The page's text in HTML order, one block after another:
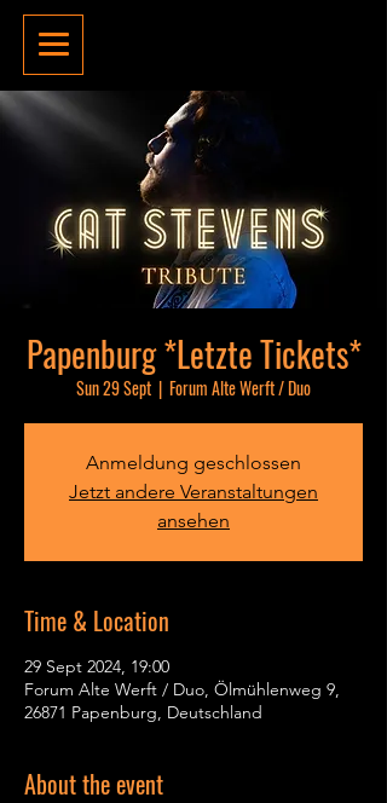
Papenburg *Letzte Tickets*
Sun 29 Sept
  |
Forum Alte Werft / Duo
Anmeldung geschlossen
Jetzt andere Veranstaltungen
ansehen
Time & Location
29 Sept 2024, 19:00
Forum Alte Werft / Duo, Ölmühlenweg 9,
26871 Papenburg, Deutschland
About the event